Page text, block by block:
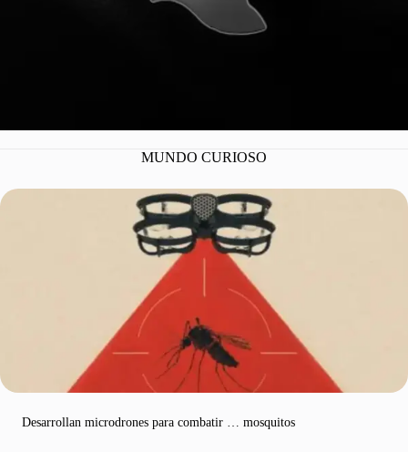
MUNDO CURIOSO
Desarrollan microdrones para combatir … mosquitos